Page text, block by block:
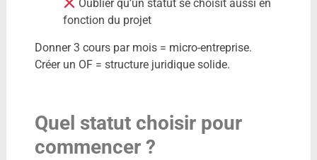
Oublier qu’un statut se choisit aussi en
fonction du projet
Donner 3 cours par mois = micro-entreprise.
Créer un OF = structure juridique solide.
Quel statut choisir pour
commencer ?